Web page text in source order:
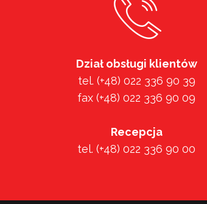
Dział obsługi klientów
tel. (+48) 022 336 90 39
fax (+48) 022 336 90 09
Recepcja
tel. (+48) 022 336 90 00